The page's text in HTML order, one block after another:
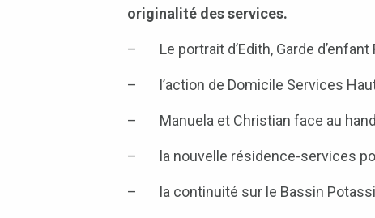
originalité des services.
– Le portrait d’Edith, Garde d’enfant
– l’action de Domicile Services
– Manuela et Christian face au
– la nouvelle résidence-services
– la continuité sur le Bassin